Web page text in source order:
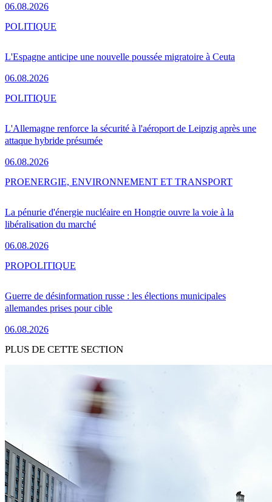
06.08.2026
L'Espagne anticipe une nouvelle poussée migratoire à Ceuta
06.08.2026
POLITIQUE
L'Allemagne renforce la sécurité à l'aéroport de Leipzig après une
attaque hybride présumée
06.08.2026
POLITIQUE
La pénurie d'énergie nucléaire en Hongrie ouvre la voie à la
libéralisation du marché
06.08.2026
PROENERGIE, ENVIRONNEMENT ET TRANSPORT
Guerre de désinformation russe : les élections municipales
allemandes prises pour cible
06.08.2026
PROPOLITIQUE
PLUS DE CETTE SECTION